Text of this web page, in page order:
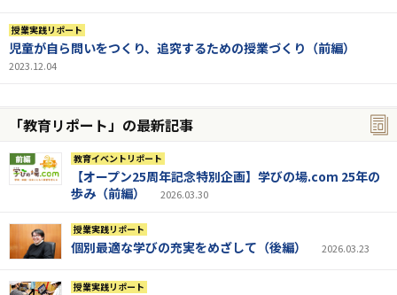
授業実践リポート
児童が自ら問いをつくり、追究するための授業づくり（前編）
2023.12.04
「教育リポート」の最新記事
教育イベントリポート
【オープン25周年記念特別企画】学びの場.com 25年の
歩み（前編）
2026.03.30
授業実践リポート
個別最適な学びの充実をめざして（後編） 2026.03.23
授業実践リポート